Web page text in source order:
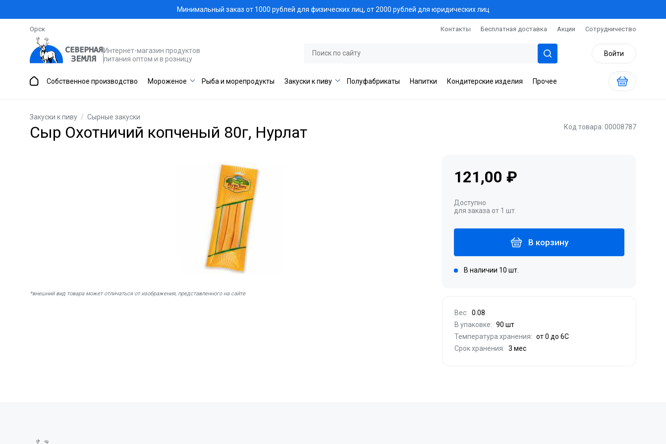
Минимальный заказ от 1000 рублей для физических лиц, от 2000 рублей для юридических лиц
Орск Контакты Бесплатная доставка Акции Сотрудничество
Интернет-магазин продуктов
питания оптом и в розницу
Войти
Собственное производство Мороженое Рыба и морепродукты Закуски к пиву Полуфабрикаты Напитки Кондитерские изделия Прочее
Закуски к пиву / Сырные закуски
Сыр Охотничий копченый 80г, Нурлат Код товара: 00008787
*внешний вид товара может отличаться от изображения, представленного на сайте
121,00 ₽
Доступно
для заказа от 1 шт.
В корзину
В наличии 10 шт.
Вес: 0.08
В упаковке: 90 шт
Температура хранения: от 0 до 6С
Срок хранения: 3 мес